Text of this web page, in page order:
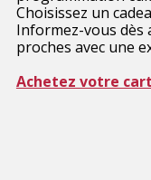
Choisissez un
Informez-vous dès
proches avec une
Achetez votre